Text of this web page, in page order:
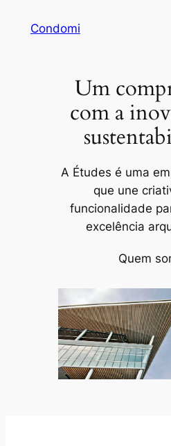
Condomi
Um
com a
A Études é uma
que une
funcionalidade
excelência
Quem